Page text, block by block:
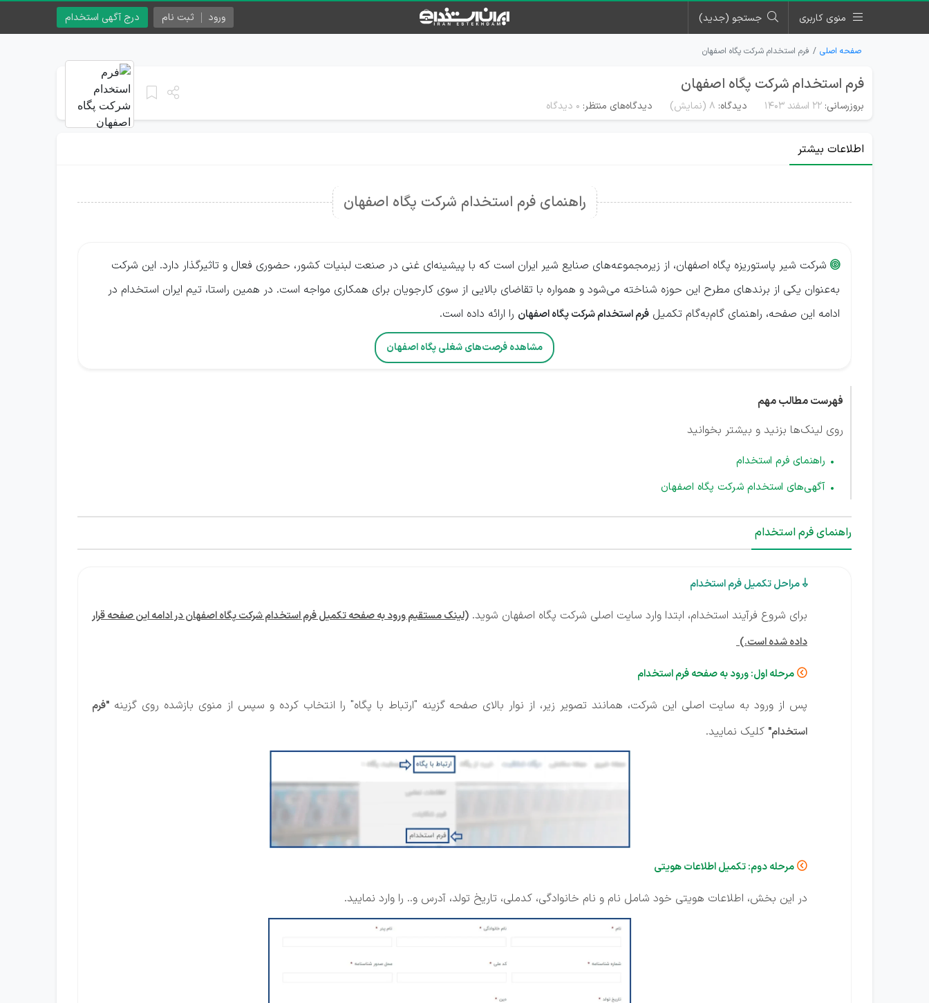
منوی کاربری جستجو (جدید) درج آگهی استخدام ورود ثبت نام
صفحه اصلی فرم استخدام شرکت پگاه اصفهان
فرم استخدام شرکت پگاه اصفهان
بروزرسانی: ۲۲ اسفند ۱۴۰۳ دیدگاه: 8 (نمایش) دیدگاه‌های منتظر: ۰ دیدگاه
اطلاعات بیشتر
راهنمای فرم استخدام شرکت پگاه اصفهان
 شرکت شیر پاستوریزه پگاه اصفهان، از زیرمجموعه‌های صنایع شیر ایران است که با پیشینه‌ای غنی در صنعت لبنیات کشور، حضوری فعال و تاثیرگذار دارد. این شرکت
به‌عنوان یکی از برندهای مطرح این حوزه شناخته می‌شود و همواره با تقاضای بالایی از سوی کارجویان برای همکاری مواجه است. در همین راستا، تیم ایران استخدام در
ادامه این صفحه، راهنمای گام‌به‌گام تکمیل فرم استخدام شرکت پگاه اصفهان را ارائه داده است.
مشاهده فرصت‌های شغلی پگاه اصفهان
فهرست مطالب مهم
روی لینک‌ها بزنید و بیشتر بخوانید
راهنمای فرم استخدام
آگهی‌های استخدام شرکت پگاه اصفهان
راهنمای فرم استخدام
 مراحل تکمیل فرم استخدام
برای شروع فرآیند استخدام، ابتدا وارد سایت اصلی شرکت پگاه اصفهان شوید. (لینک مستقیم ورود به صفحه تکمیل فرم استخدام شرکت پگاه اصفهان در ادامه این صفحه قرار
داده شده است.)
 مرحله اول: ورود به صفحه فرم استخدام
پس از ورود به سایت اصلی این شرکت، همانند تصویر زیر، از نوار بالای صفحه گزینه "ارتباط با پگاه" را انتخاب کرده و سپس از منوی بازشده روی گزینه "فرم
استخدام" کلیک نمایید.
 مرحله دوم: تکمیل اطلاعات هویتی
در این بخش، اطلاعات هویتی خود شامل نام و نام خانوادگی، کدملی، تاریخ تولد، آدرس و.. را وارد نمایید.